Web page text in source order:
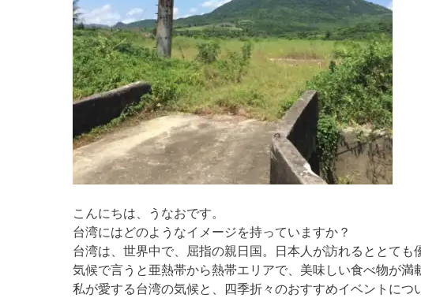
こんにちは、うなおです。
台湾にはどのようなイメージを持っていますか？
台湾は、世界中で、屈指の親日国。日本人が訪れるととても
気候で言うと亜熱帯から熱帯エリアで、美味しい食べ物が満
私が愛する台湾の気候と、四季折々のおすすめイベントにつ